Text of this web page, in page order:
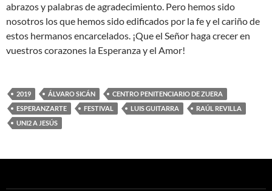
abrazos y palabras de agradecimiento. Pero hemos sido
nosotros los que hemos sido edificados por la fe y el cariño de
estos hermanos encarcelados. ¡Que el Señor haga crecer en
vuestros corazones la Esperanza y el Amor!
2019 ÁLVARO SICÁN
CENTRO PENITENCIARIO DE ZUERA
ESPERANZARTE
FESTIVAL LUIS GUITARRA
RAÚL REVILLA
UNI2 A JESÚS